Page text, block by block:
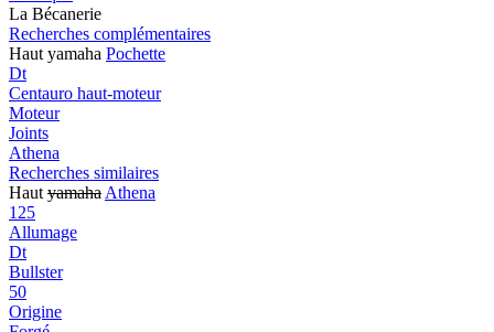
La Bécanerie
Recherches complémentaires
Haut yamaha Pochette
Dt
Centauro haut-moteur
Moteur
Joints
Athena
Recherches similaires
Haut yamaha Athena
125
Allumage
Dt
Bullster
50
Origine